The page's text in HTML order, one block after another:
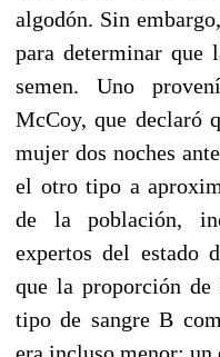
algodón. Sin
para determinar que
semen. Uno
McCoy, que declaró
mujer dos noches
el otro tipo a
de la población,
expertos del estado
que la proporción de
tipo de sangre B